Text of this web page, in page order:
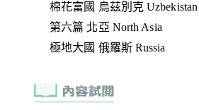
棉花富國 烏茲別克 Uzbekistan
第六篇 北亞 North Asia
極地大國 俄羅斯 Russia